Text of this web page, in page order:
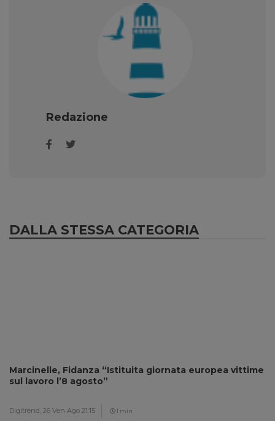
Redazione
DALLA STESSA CATEGORIA
Marcinelle, Fidanza “Istituita giornata europea vittime
sul lavoro l’8 agosto”
Digitrend, 26 Ven Ago 21:15 1 min